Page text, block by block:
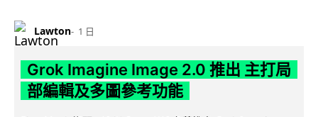
Lawton 1 日
Grok Imagine Image 2.0 推出 主打局
部編輯及多圖參考功能